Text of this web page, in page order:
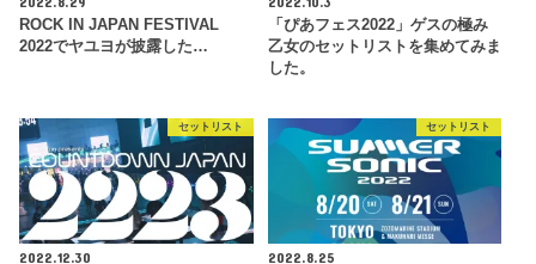
ROCK IN JAPAN FESTIVAL
2022でヤユヨが披露した…
「ぴあフェス2022」ゲスの極み
乙女のセットリストを集めてみま
した。
セットリスト
2022.12.30
セットリスト
2022.8.25